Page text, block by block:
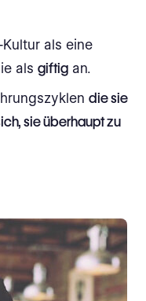
als eine
alsgiftig an.
die sie
sie überhaupt zu